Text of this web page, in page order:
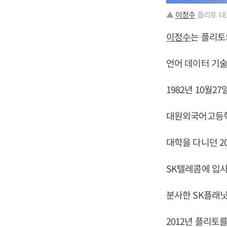
▲ 이정수 플리토
이정수는 플리
언어 데이터 기
1982년 10월27
대원외국어고
대학을 다니던
SK텔레콤에 입
분사한 SK플래
2012년 플리토